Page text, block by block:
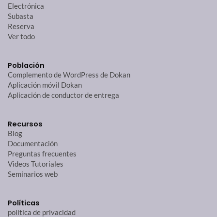
Electrónica
Subasta
Reserva
Ver todo
Población
Complemento de WordPress de Dokan
Aplicación móvil Dokan
Aplicación de conductor de entrega
Recursos
Blog
Documentación
Preguntas frecuentes
Videos Tutoriales
Seminarios web
Políticas
política de privacidad